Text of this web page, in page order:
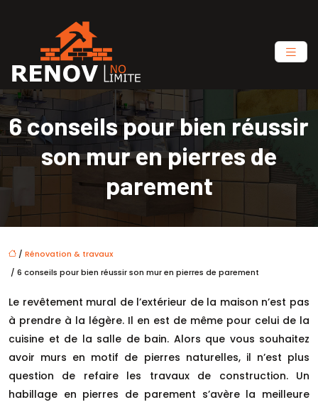
6 conseils pour bien réussir
son mur en pierres de
parement
/ Rénovation & travaux
/ 6 conseils pour bien réussir son mur en pierres de parement
Le revêtement mural de l’extérieur de la maison n’est pas
à prendre à la légère. Il en est de même pour celui de la
cuisine et de la salle de bain. Alors que vous souhaitez
avoir murs en motif de pierres naturelles, il n’est plus
question de refaire les travaux de construction. Un
habillage en pierres de parement s’avère la meilleure